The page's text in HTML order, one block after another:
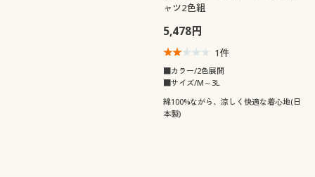
ャツ2色組
5,478円
1件
■カラー/2色展開
■サイズ/M～3L
綿100%ながら、涼しく快適な着心地(日
本製)